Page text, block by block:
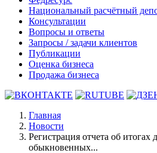
Национальный расчётный
Консультации
Вопросы и ответы
Запросы / задачи клиентов
Публикации
Оценка бизнеса
Продажа бизнеса
Главная
Новости
Регистрация отчета об
обыкновенных...